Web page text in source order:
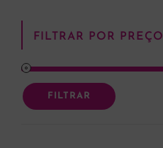
FILTRAR POR PREÇO
FILTRAR